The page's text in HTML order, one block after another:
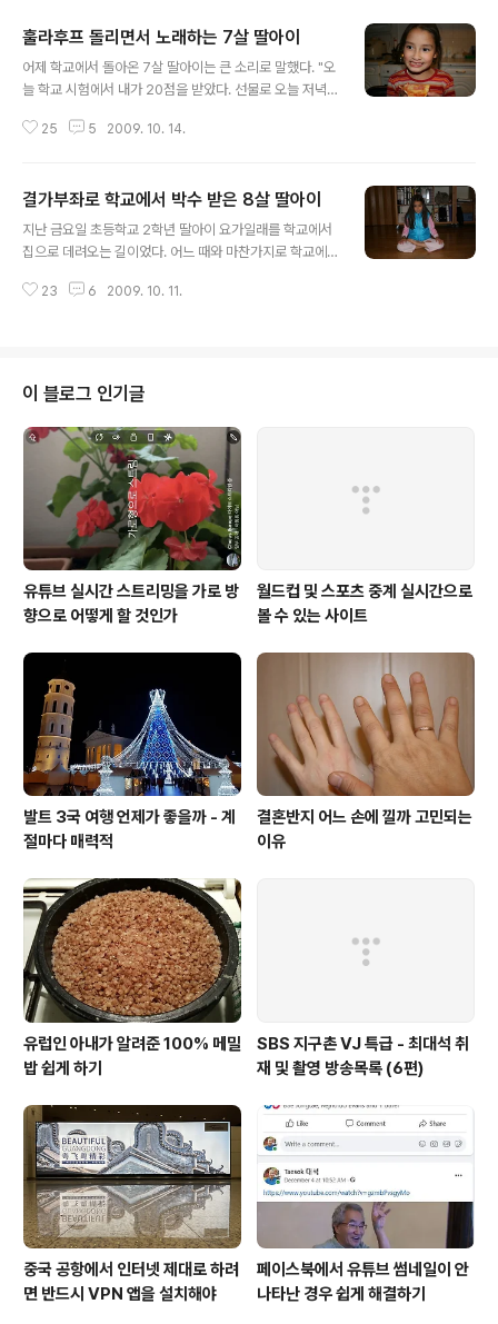
훌라후프 돌리면서 노래하는 7살 딸아이
어제 학교에서 돌아온 7살 딸아이는 큰 소리로 말했다. "오
늘 학교 시험에서 내가 20점을 받았다. 선물로 오늘 저녁
각해봐야 되겠는데......" "제발, 제발, 제발 사줘~" ▲ 피자
문했다. 그리고 파티에서 헤어져 각자 자기 방에서 자기 일
을 했다. 한참 후 요가일래는 아빠에게 보여줄 것이 있다면
서 캠코더를 준비하라고 했다. 딸아이가 자랄수록 캠코더
든다. 캠코더까지 준비하라고 하니 대단한 것을 보여줄 판
25 5 2009. 10. 14.
결가부좌로 학교에서 박수 받은 8살 딸아이
지난 금요일 초등학교 2학년 딸아이 요가일래를 학교에서
집으로 데려오는 길이었다. 어느 때와 마찬가지로 학교에
을 깜짝 놀라게 했어." "무엇으로 깜짝 놀라게 했니? "아빠
했어." 가부좌를 흔히 책상다리라 한다. 요가일래는 반가부
좌뿐만 아니라 결가부좌도 할 수 있다. 물론 오래 하지는 못
하지만 두 다리를 서로 교차해서 앉을 수 있다는 것에 자랑
스러워 한다. 한국에서는 흔한 일이지만, 일반적으로 리투
아니아 사람들은 반가부좌도 제대로 하지 못한다. 이들은
바닥에 앉는 것이 아니고 의자..
23 6 2009. 10. 11.
이 블로그 인기글
유튜브 실시간 스트리밍을 가로 방
향으로 어떻게 할 것인가
월드컵 및 스포츠 중계 실시간으로
볼 수 있는 사이트
발트 3국 여행 언제가 좋을까 - 계
절마다 매력적
결혼반지 어느 손에 낄까 고민되는
이유
유럽인 아내가 알려준 100% 메밀
밥 쉽게 하기
SBS 지구촌 VJ 특급 - 최대석 취
재 및 촬영 방송목록 (6편)
중국 공항에서 인터넷 제대로 하려
면 반드시 VPN 앱을 설치해야
페이스북에서 유튜브 썸네일이 안
나타난 경우 쉽게 해결하기